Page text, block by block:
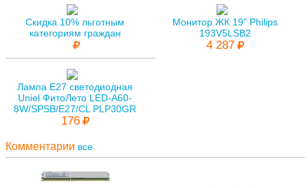
Скидка 10% льготным
категориям граждан
Монитор ЖК 19" Philips
193V5LSB2
4 287
Лампа E27 светодиодная
Uniel ФитоЛето LED-A60-
8W/SPSB/E27/CL PLP30GR
176
Комментарии все